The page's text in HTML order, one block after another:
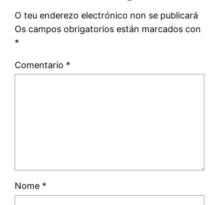
O teu enderezo electrónico non se publicará
Os campos obrigatorios están marcados con
*
Comentario *
Nome *